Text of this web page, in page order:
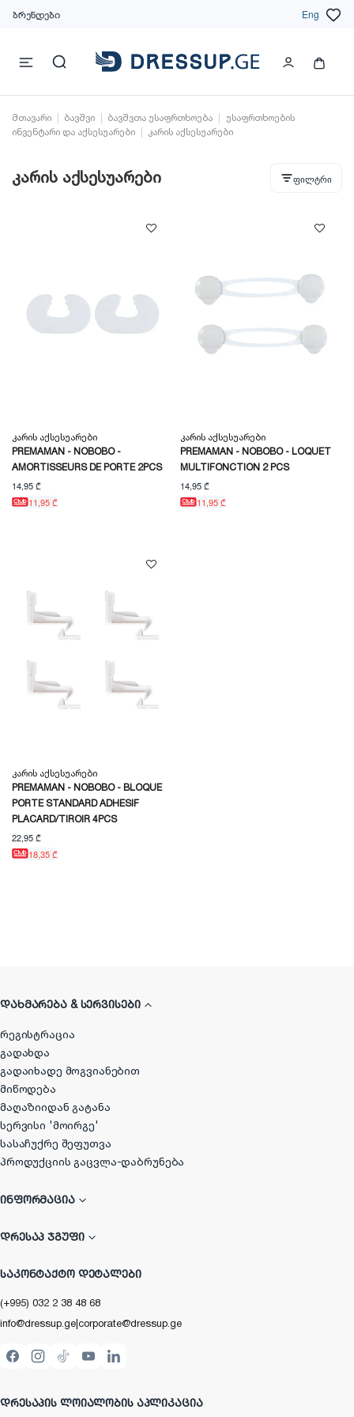
ბრენდები Eng
მთავარი ბავშვი ბავშვთა უსაფრთხოება
უსაფრთხოების
ინვენტარი და აქსესუარები
კარის აქსესუარები
კარის აქსესუარები ფილტრი
Კარის Აქსესუარები
PREMAMAN - NOBOBO -
AMORTISSEURS DE PORTE 2PCS
14,95 ₾
11,95 ₾
Კარის Აქსესუარები
PREMAMAN - NOBOBO - LOQUET
MULTIFONCTION 2 PCS
14,95 ₾
11,95 ₾
Კარის Აქსესუარები
PREMAMAN - NOBOBO - BLOQUE
PORTE STANDARD ADHESIF
PLACARD/TIROIR 4PCS
22,95 ₾
18,35 ₾
ᲓᲐᲮᲛᲐᲠᲔᲑᲐ & ᲡᲔᲠᲕᲘᲡᲔᲑᲘ
რეგისტრაცია
გადახდა
გადაიხადე მოგვიანებით
მიწოდება
მაღაზიიდან გატანა
სერვისი 'მოირგე'
სასაჩუქრე შეფუთვა
პროდუქციის გაცვლა-დაბრუნება
ᲘᲜᲤᲝᲠᲛᲐᲪᲘᲐ
ᲓᲠᲔᲡᲐᲞ ᲯᲒᲣᲤᲘ
ᲡᲐᲙᲝᲜᲢᲐᲥᲢᲝ ᲓᲔᲢᲐᲚᲔᲑᲘ
(+995) 032 2 38 48 68
info@dressup.ge|corporate@dressup.ge
ᲓᲠᲔᲡᲐᲞᲘᲡ ᲚᲝᲘᲐᲚᲝᲑᲘᲡ ᲐᲞᲚᲘᲙᲐᲪᲘᲐ